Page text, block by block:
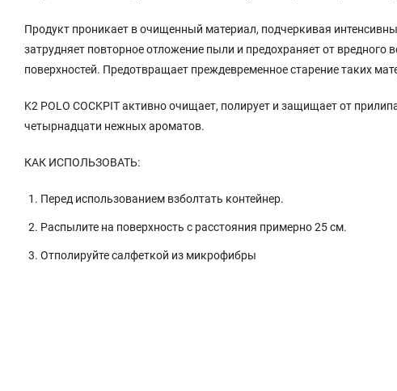
Продукт проникает в очищенный материал, подчеркивая
затрудняет повторное отложение пыли и предохраняет от
поверхностей. Предотвращает преждевременное старение таких
K2 POLO COCKPIT активно очищает, полирует и защищает от
четырнадцати нежных ароматов.
КАК ИСПОЛЬЗОВАТЬ:
Перед использованием взболтать контейнер.
Распылите на поверхность с расстояния примерно 25 см.
Отполируйте салфеткой из микрофибры